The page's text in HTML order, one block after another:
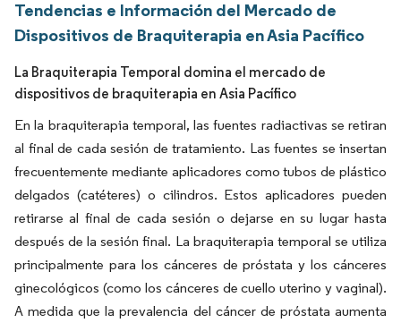
Tendencias e Información del Mercado de
Dispositivos de Braquiterapia en Asia Pacífico
La Braquiterapia Temporal domina el mercado de
dispositivos de braquiterapia en Asia Pacífico
En la braquiterapia temporal, las fuentes radiactivas se retiran
al final de cada sesión de tratamiento. Las fuentes se insertan
frecuentemente mediante aplicadores como tubos de plástico
delgados (catéteres) o cilindros. Estos aplicadores pueden
retirarse al final de cada sesión o dejarse en su lugar hasta
después de la sesión final. La braquiterapia temporal se utiliza
principalmente para los cánceres de próstata y los cánceres
ginecológicos (como los cánceres de cuello uterino y vaginal).
A medida que la prevalencia del cáncer de próstata aumenta